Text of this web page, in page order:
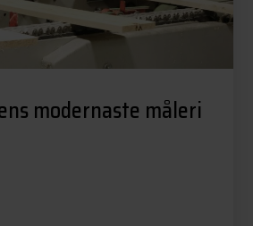
modernaste måleri